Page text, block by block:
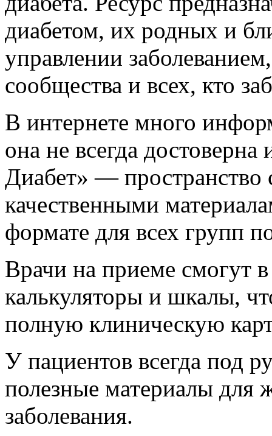
диабетом, их родных и
управлении
сообщества и всех, кто
В интернете много
она не всегда
Диабет» — пространство
качественными
формате для всех групп
Врачи на приеме смогут
калькуляторы и шкалы,
полную клиническую
У пациентов всегда под
полезные материалы для
заболевания.